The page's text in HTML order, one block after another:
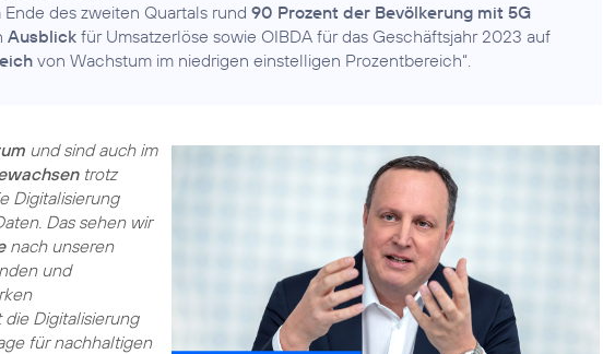
des zweiten Quartals rund 90 Prozent der Bevölkerung mit 5G
Ausblick für Umsatzerlöse sowie OIBDA für das Geschäftsjahr 2023 auf
von Wachstum im niedrigen einstelligen Prozentbereich“.
und sind auch im
trotz
Digitalisierung
Das sehen wir
nach unseren
und
Digitalisierung
für nachhaltigen